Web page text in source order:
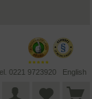
0221 9723920 English